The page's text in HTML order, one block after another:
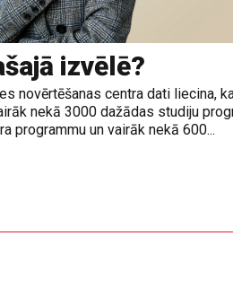
izvēlē?
novērtēšanas centra dati liecina,
nekā 3000 dažādas studiju
programmu un vairāk nekā 600...